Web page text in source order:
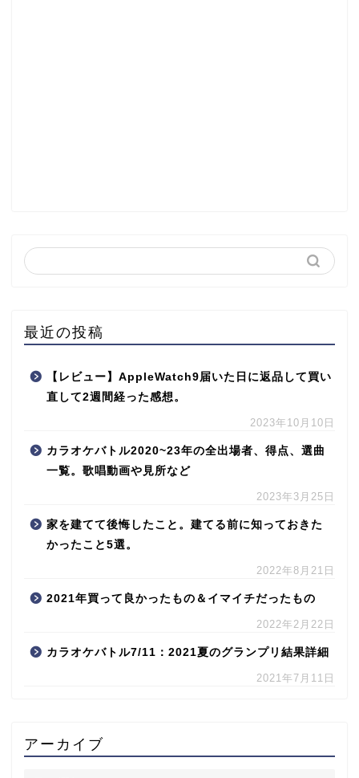
最近の投稿
【レビュー】AppleWatch9届いた日に返品して買い
直して2週間経った感想。
2023年10月10日
カラオケバトル2020~23年の全出場者、得点、選曲
一覧。歌唱動画や見所など
2023年3月25日
家を建てて後悔したこと。建てる前に知っておきた
かったこと5選。
2022年8月21日
2021年買って良かったもの＆イマイチだったもの
2022年2月22日
カラオケバトル7/11：2021夏のグランプリ結果詳細
2021年7月11日
アーカイブ